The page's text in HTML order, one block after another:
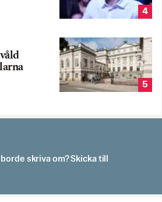
4
5
skriva om? Skicka till